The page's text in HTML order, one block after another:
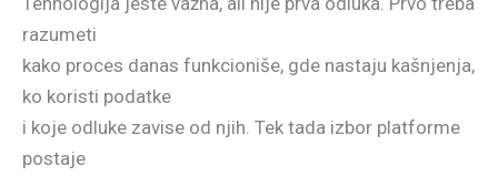
razumeti
kako proces danas funkcioniše, gde nastaju kašnjenja,
ko koristi podatke
i koje odluke zavise od njih. Tek tada izbor platforme
postaje